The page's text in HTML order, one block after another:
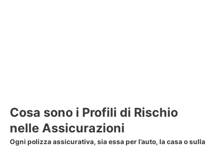
Cosa sono i Profili di Rischio
nelle Assicurazioni
Ogni polizza assicurativa, sia essa per l’auto, la casa o sulla